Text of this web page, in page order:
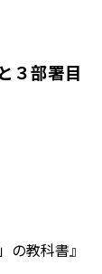
３部署目
の教科書』